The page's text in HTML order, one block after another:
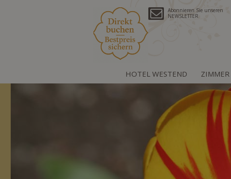
Abonnieren Sie unseren
NEWSLETTER
HOTEL WESTEND ZIMMER